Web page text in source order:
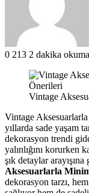
0 213 2 dakika
Vintage
Vintage
yıllarda sade yaşam
dekorasyon trendi
yalınlığını korurken
şık detaylar
Aksesuarlarla
dekorasyon tarzı,